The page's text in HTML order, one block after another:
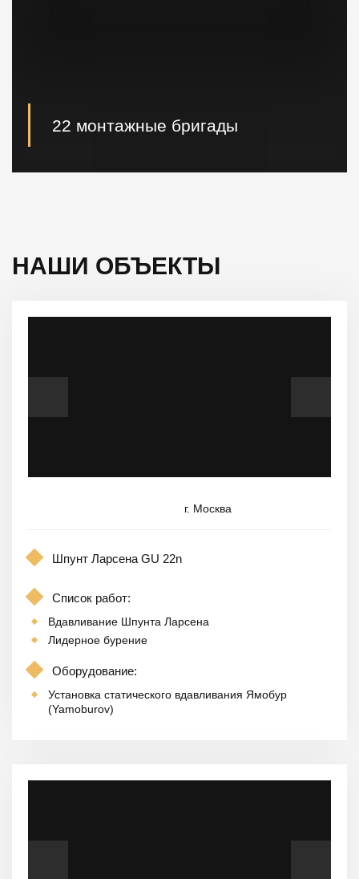
22 монтажные бригады
НАШИ ОБЪЕКТЫ
г. Москва
Шпунт Ларсена GU 22n
Список работ:
Вдавливание Шпунта Ларсена
Лидерное бурение
Оборудование:
Установка статического вдавливания Ямобур
(Yamoburov)